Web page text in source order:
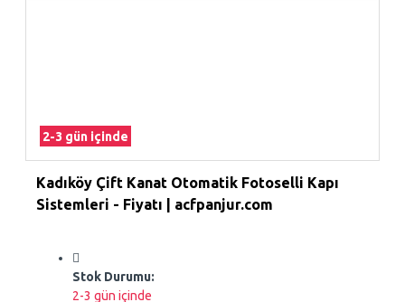
2-3 gün içinde
Kadıköy Çift Kanat Otomatik Fotoselli Kapı
Sistemleri - Fiyatı | acfpanjur.com
Stok Durumu:
2-3 gün içinde